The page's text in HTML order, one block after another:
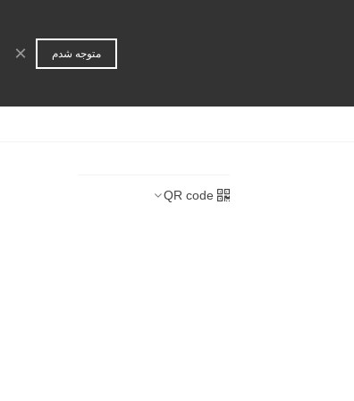
QR code
متوجه شدم ×